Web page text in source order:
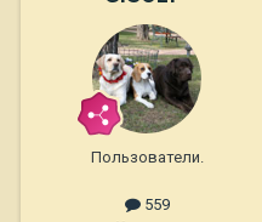
Пользователи.
559